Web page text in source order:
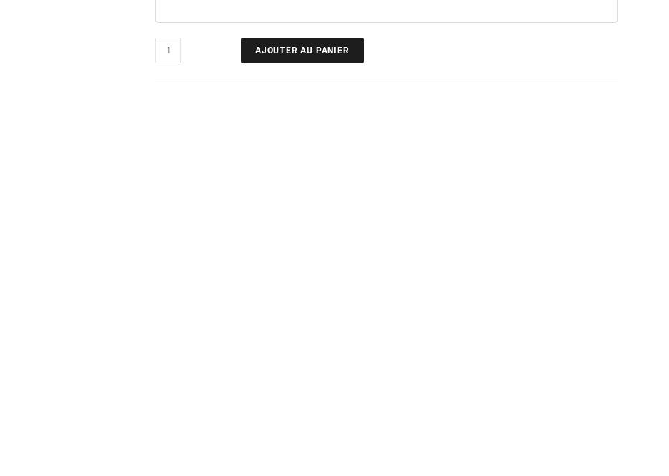
AJOUTER AU PANIER